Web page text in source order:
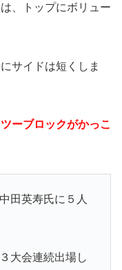
、トップにボリュー
サイドは短くしま
ーブロックがかっこ
田英寿氏に５人
大会連続出場し